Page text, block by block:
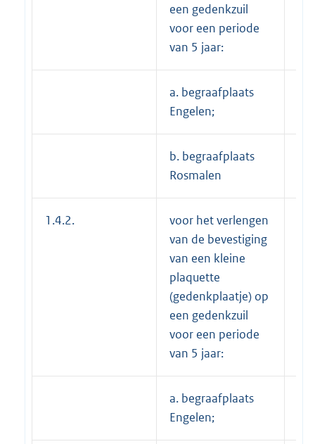
een gedenkzuil
voor een periode
van 5 jaar:
a. begraafplaats
Engelen;
b. begraafplaats
Rosmalen
1.4.2.
voor het verlengen
van de bevestiging
van een kleine
plaquette
(gedenkplaatje) op
een gedenkzuil
voor een periode
van 5 jaar:
a. begraafplaats
Engelen;